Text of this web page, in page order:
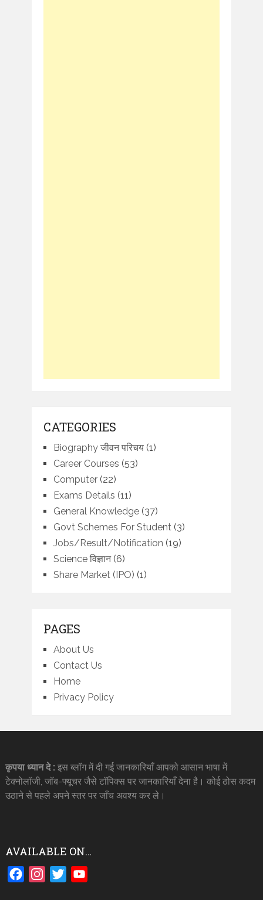
CATEGORIES
Biography जीवन परिचय(1)
Career Courses (53)
Computer(22)
Exams Details (11)
General Knowledge(37)
Govt Schemes For Student (3)
Jobs/Result/Notification (19)
Science विज्ञान(6)
Share Market (IPO) (1)
PAGES
About Us
Contact Us
Home
Privacy Policy
कृपया ध्यान दे : इस ब्लॉग में दी गई जानकारियाँ आपको आसान भाषा में
टेक्नोलॉजी, जॉब-फ्यूचर जैसे टॉपिक्स पर जानकारियाँ देना है। कोई ठोस कदम
उठाने से पहले अपने स्तर पर जाँच अवश्य कर ले।
AVAILABLE ON…
FacebookInstagram
Twitter